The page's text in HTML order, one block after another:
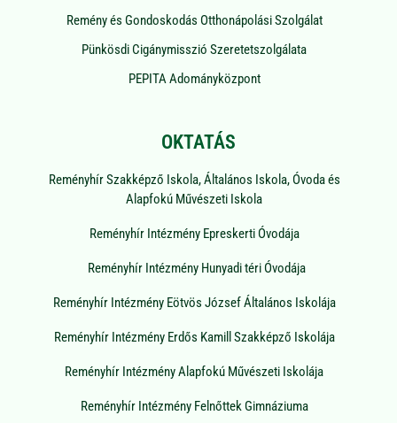
Remény és Gondoskodás Otthonápolási Szolgálat
Pünkösdi Cigánymisszió Szeretetszolgálata
PEPITA Adományközpont
OKTATÁS
Reményhír Szakképző Iskola, Általános Iskola, Óvoda és
Alapfokú Művészeti Iskola
Reményhír Intézmény Epreskerti Óvodája
Reményhír Intézmény Hunyadi téri Óvodája
Reményhír Intézmény Eötvös József Általános Iskolája
Reményhír Intézmény Erdős Kamill Szakképző Iskolája
Reményhír Intézmény Alapfokú Művészeti Iskolája
Reményhír Intézmény Felnőttek Gimnáziuma